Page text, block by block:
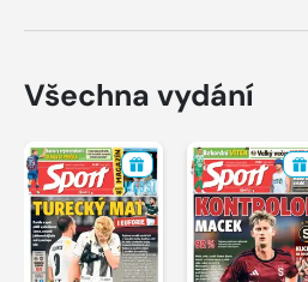
Všechna vydání